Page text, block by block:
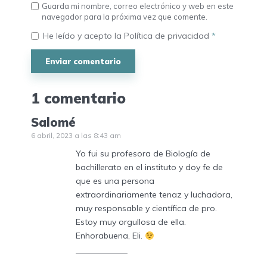
Guarda mi nombre, correo electrónico y web en este
navegador para la próxima vez que comente.
He leído y acepto la Política de privacidad *
1 comentario
Salomé
6 abril, 2023 a las 8:43 am
Yo fui su profesora de Biología de
bachillerato en el instituto y doy fe de
que es una persona
extraordinariamente tenaz y luchadora,
muy responsable y científica de pro.
Estoy muy orgullosa de ella.
Enhorabuena, Eli.